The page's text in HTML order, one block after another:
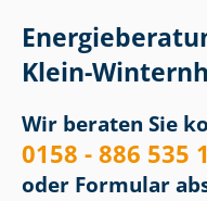
Klein-
Wir beraten Sie
0158 - 886 535
oder Formular